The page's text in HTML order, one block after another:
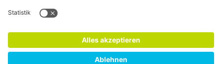
Newsletter für Konsument*innen und Aktive